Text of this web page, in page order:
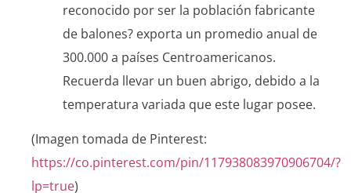
reconocido por ser la población fabricante
de balones? exporta un promedio anual de
300.000 a países Centroamericanos.
Recuerda llevar un buen abrigo, debido a la
temperatura variada que este lugar posee.
(Imagen tomada de Pinterest:
https://co.pinterest.com/pin/117938083970906704/?
lp=true)